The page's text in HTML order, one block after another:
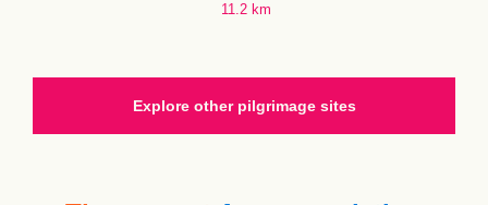
11.2 km
Explore other pilgrimage sites